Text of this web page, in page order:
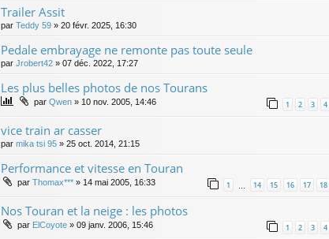
Trailer Assit
par Teddy 59 » 20 févr. 2025, 16:30
Pedale embrayage ne remonte pas toute seule
par Jrobert42 » 07 déc. 2022, 17:27
Les plus belles photos de nos Tourans
par Qwen » 10 nov. 2005, 14:46 1 2 3 4
vice train ar casser
par mika tsi 95 » 25 oct. 2014, 21:15
Performance et vitesse en Touran
par Thomax*** » 14 mai 2005, 16:33 1 14 15 16 17 18
Nos Touran et la neige : les photos
par ElCoyote » 09 janv. 2006, 15:46 1 2 3 4